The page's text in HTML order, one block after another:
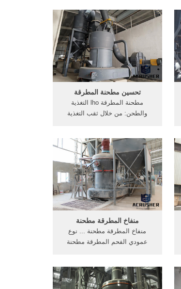
تقييم التكنولوجيا المتقدمة تأثير
محطم سعر محطم, المطرقة
محطم سحق سعر ...
تحسين مطحنة المطرقة
مطحنة المطرقة lho التغذية
والطحن: من خلال ثقب التغذية
سحق . pto تستخدم مطحنة
المطرقة للبيع تكساس ...
منفاخ المطرقة مطحنة
منفاخ المطرقة مطحنة ... نوع
عمودي الفحم المطرقة مطحنة
الإعصار ، قفل الهواء ، مروحة منفاخ
نوع عمودي الفحم المطرقة مطحنة